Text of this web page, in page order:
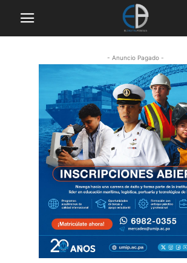
- Anuncio Pagado -